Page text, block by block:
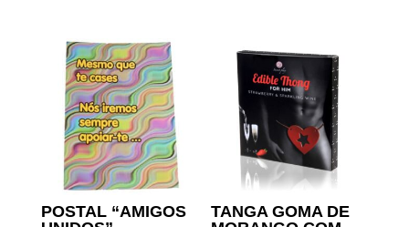
POSTAL “AMIGOS
TANGA GOMA DE